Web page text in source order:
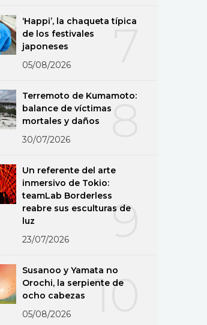
7
‘Happi’, la chaqueta típica
de los festivales
japoneses
05/08/2026
8
Terremoto de Kumamoto:
balance de víctimas
mortales y daños
30/07/2026
9
Un referente del arte
inmersivo de Tokio:
teamLab Borderless
reabre sus esculturas de
luz
23/07/2026
10
Susanoo y Yamata no
Orochi, la serpiente de
ocho cabezas
05/08/2026